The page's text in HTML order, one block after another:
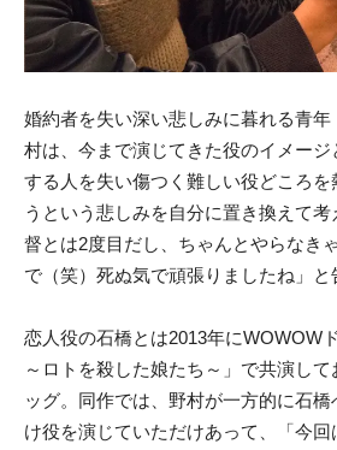
婚約者を失い深い悲しみに暮れる青
村は、今まで演じてきた役のイメー
する人を失い傷つく難しい役どころ
うという悲しみを自分に置き換えて
督とは2度目だし、ちゃんとやらなき
で（笑）死ぬ気で頑張りましたね」と
恋人役の石橋とは2013年にWOWOW
～ロトを殺した娘たち～」で共演し
ッグ。同作では、野村が一方的に石
け役を演じていただけあって、「今回